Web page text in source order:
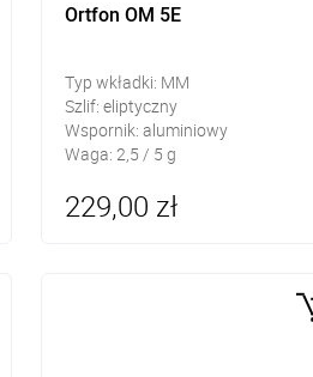
Ortfon OM 5E
Typ wkładki: MM
Szlif: eliptyczny
Wspornik: aluminiowy
Waga: 2,5 / 5 g
229,00 zł